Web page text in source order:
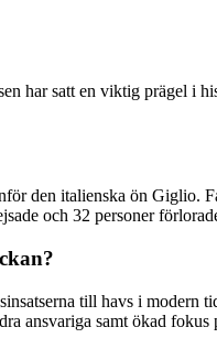
har satt en viktig prägel i
den italienska ön Giglio.
och 32 personer
till havs i
ansvariga samt ökad fokus